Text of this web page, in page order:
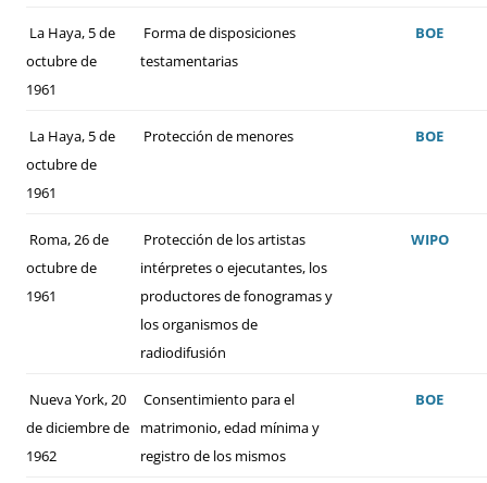
La Haya, 5 de
octubre de
1961
Forma de disposiciones
testamentarias
BOE
La Haya, 5 de
octubre de
1961
Protección de menores BOE
Roma, 26 de
octubre de
1961
Protección de los artistas
intérpretes o ejecutantes, los
productores de fonogramas y
los organismos de
radiodifusión
WIPO
Nueva York, 20
de diciembre de
1962
Consentimiento para el
matrimonio, edad mínima y
registro de los mismos
BOE